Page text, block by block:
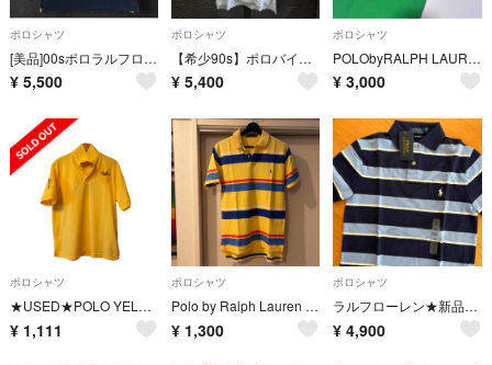
ポロシャツ
[美品]00sポロラルフローレン半袖ポロシャツLサイズ
¥ 5,500
ポロシャツ
【希少90s】ポロバイラルフローレン 半袖ポロシャツ 白黒 細ボーダー メンズL
¥ 5,400
ポロシャツ
POLObyRALPH LAUREN XLサイズ ポロシャツ メンズ レディース
¥ 3,000
ポロシャツ
★USED★POLO YELLOW ポロシャツ
¥ 1,111
ポロシャツ
Polo by Ralph Lauren ポロラルフローレンボーダー ポロシャツ
¥ 1,300
ポロシャツ
ラルフローレン★新品ポロシャツXS
¥ 4,900